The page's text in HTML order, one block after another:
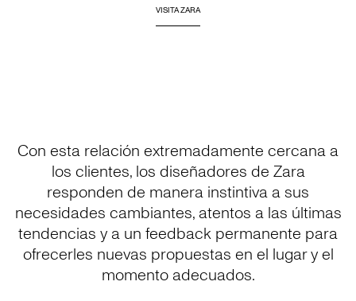
VISITA ZARA
Con esta relación extremadamente cercana a
los clientes, los diseñadores de Zara
responden de manera instintiva a sus
necesidades cambiantes, atentos a las últimas
tendencias y a un feedback permanente para
ofrecerles nuevas propuestas en el lugar y el
momento adecuados.